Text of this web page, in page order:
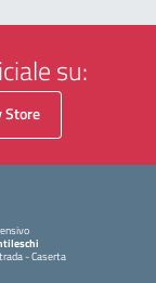
su:
Store
- Caserta